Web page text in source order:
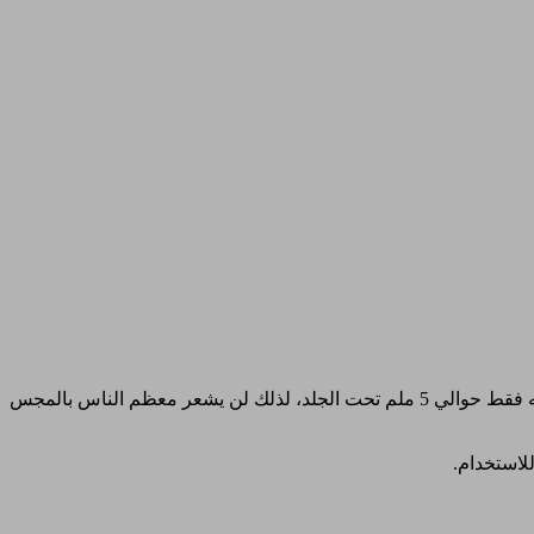
الجزء من المجس الذي يتم إدخاله تحت الجلد أقل من 0.4 ملليمتر عرض (1 ملم هو حوالي سمك بضعة شعيرات من شعر الإنسان) ويتم إدخاله فقط حوالي 5 ملم تحت الجلد، لذلك لن يشعر معظم الناس بالمجس